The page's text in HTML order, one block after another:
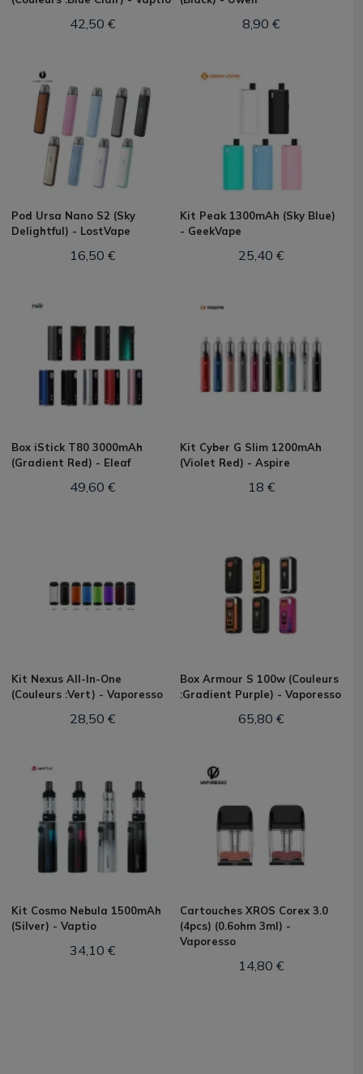
42,50 € 8,90 €
Pod Ursa Nano S2 (Sky
Delightful) - LostVape
16,50 €
Kit Peak 1300mAh (Sky Blue)
- GeekVape
25,40 €
Box iStick T80 3000mAh
(Gradient Red) - Eleaf
49,60 €
Kit Cyber G Slim 1200mAh
(Violet Red) - Aspire
18 €
Kit Nexus All-In-One
(Couleurs :Vert) - Vaporesso
28,50 €
Box Armour S 100w (Couleurs
:Gradient Purple) - Vaporesso
65,80 €
Kit Cosmo Nebula 1500mAh
(Silver) - Vaptio
34,10 €
Cartouches XROS Corex 3.0
(4pcs) (0.6ohm 3ml) -
Vaporesso
14,80 €